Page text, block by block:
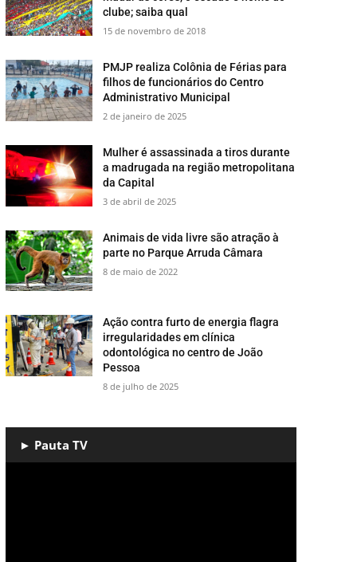
clube; saiba qual
15 de novembro de 2018
PMJP realiza Colônia de Férias para
filhos de funcionários do Centro
Administrativo Municipal
2 de janeiro de 2025
Mulher é assassinada a tiros durante
a madrugada na região metropolitana
da Capital
3 de abril de 2025
​Animais de vida livre são atração à
parte no Parque Arruda Câmara
8 de maio de 2022
Ação contra furto de energia flagra
irregularidades em clínica
odontológica no centro de João
Pessoa
8 de julho de 2025
► Pauta TV